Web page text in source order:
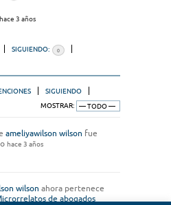
hace 3 años
SIGUIENDO: 0
SIGUIENDO
MOSTRAR:
ameliyawilson wilson fue
hace 3 años
wilson ahora pertenece
de abogados